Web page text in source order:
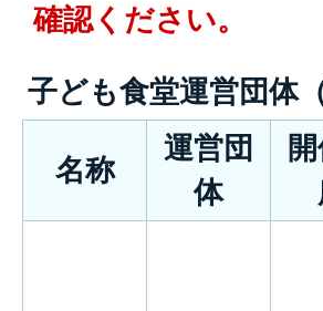
確認ください。
子ども食堂運営団体
名称
運営団
体